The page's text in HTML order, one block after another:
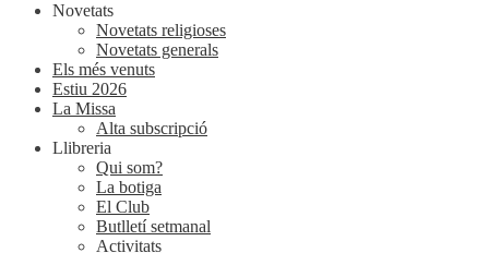
Novetats
Novetats religioses
Novetats generals
Els més venuts
Estiu 2026
La Missa
Alta subscripció
Llibreria
Qui som?
La botiga
El Club
Butlletí setmanal
Activitats